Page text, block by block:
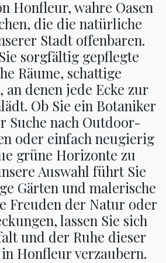
Honfleur, wahre Oasen
die die natürliche
Stadt offenbaren.
sorgfältig gepflegte
Räume, schattige
an denen jede Ecke zur
Ob Sie ein Botaniker
Suche nach Outdoor-
oder einfach neugierig
grüne Horizonte zu
Auswahl führt Sie
Gärten und malerische
Freuden der Natur oder
lassen Sie sich
und der Ruhe dieser
Honfleur verzaubern.